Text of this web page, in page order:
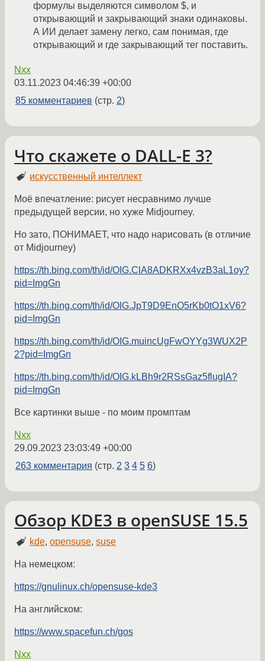
формулы выделяются символом $, и
открывающий и закрывающий знаки одинаковы.
А ИИ делает замену легко, сам понимая, где
открывающий и где закрывающий тег поставить.
Nxx
03.11.2023 04:46:39 +00:00
85 комментариев (стр. 2)
Что скажете о DALL-E 3?
искусственный интеллект
Моё впечатление: рисует несравнимо лучше
предыдущей версии, но хуже Midjourney.
Но зато, ПОНИМАЕТ, что надо нарисовать (в отличие
от Midjourney)
https://th.bing.com/th/id/OIG.ClA8ADKRXx4vzB3aL1oy?
pid=ImgGn
https://th.bing.com/th/id/OIG.JpT9D9EnO5rKb0tO1xV6?
pid=ImgGn
https://th.bing.com/th/id/OIG.muincUgFwOYYg3WUX2P
2?pid=ImgGn
https://th.bing.com/th/id/OIG.kLBh9r2RSsGaz5flugIA?
pid=ImgGn
Все картинки выше - по моим промптам
Nxx
29.09.2023 23:03:49 +00:00
263 комментария (стр. 2 3 4 5 6)
Обзор KDE3 в openSUSE 15.5
kde,opensuse,suse
На немецком:
https://gnulinux.ch/opensuse-kde3
На английском:
https://www.spacefun.ch/gos
Nxx